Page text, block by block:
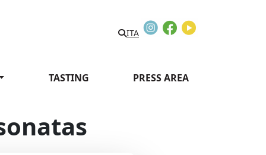
ITA
InstagramFacebook
TASTING PRESS AREA